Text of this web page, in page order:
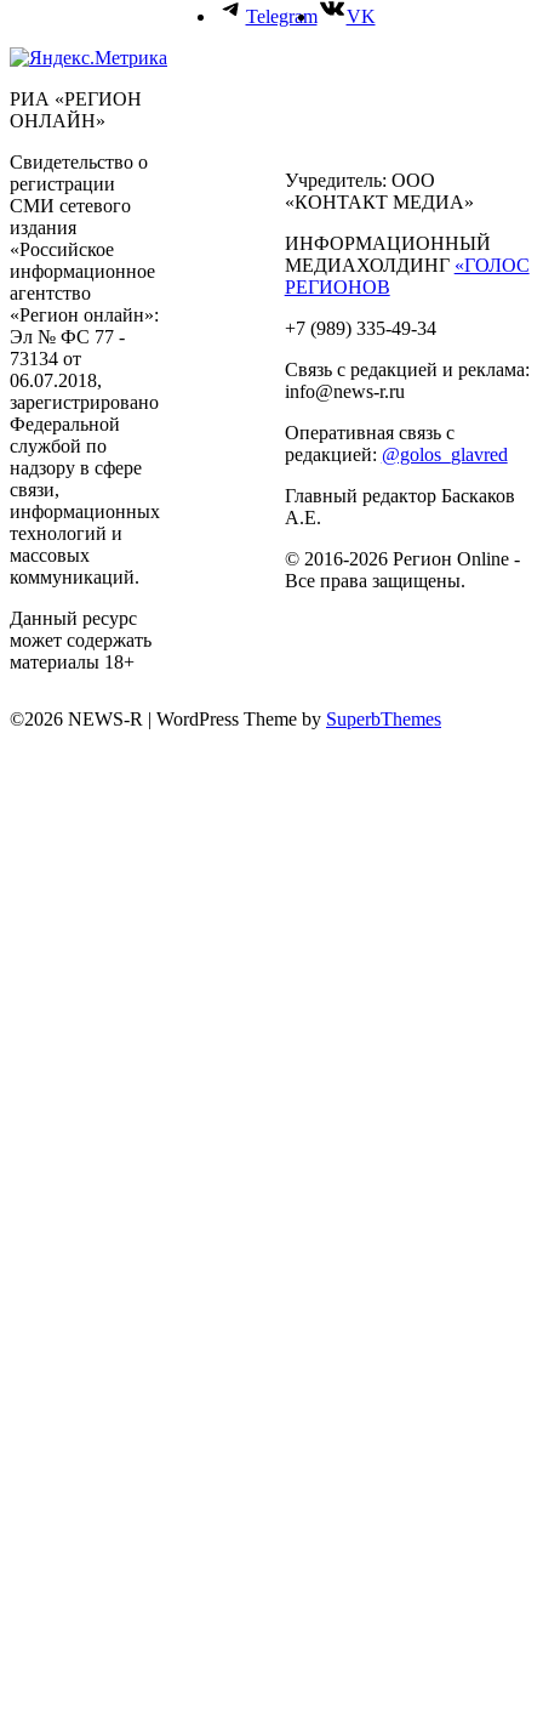
Telegram VK
РИА «РЕГИОН
ОНЛАЙН»
Свидетельство о
регистрации
СМИ сетевого
издания
«Российское
информационное
агентство
«Регион онлайн»:
Эл № ФС 77 -
73134 от
06.07.2018,
зарегистрировано
Федеральной
службой по
надзору в сфере
связи,
информационных
технологий и
массовых
коммуникаций.
Данный ресурс
может содержать
материалы 18+
Учредитель: ООО
«КОНТАКТ МЕДИА»
ИНФОРМАЦИОННЫЙ
МЕДИАХОЛДИНГ «ГОЛОС
РЕГИОНОВ
+7 (989) 335-49-34
Связь с редакцией и реклама:
info@news-r.ru
Оперативная связь с
редакцией: @golos_glavred
Главный редактор Баскаков
А.Е.
© 2016-2026 Регион Online -
Все права защищены.
©2026 NEWS-R | WordPress Theme by SuperbThemes